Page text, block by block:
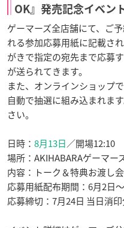
OK』発売記念イベン
ゲーマーズ全店舗にて、ご
れる参加応募用紙に記載さ
がきで指定の宛先まで応募
が送られてきます。
また、オンラインショップ
自動で抽選に組み込まれま
さい。
日時： 8月13日／開場12:10
場所： AKIHABARAゲーマー
内容： トーク＆特典お渡し会
応募用紙配布期間： 6月2日
応募締切： 7月24日 当日消